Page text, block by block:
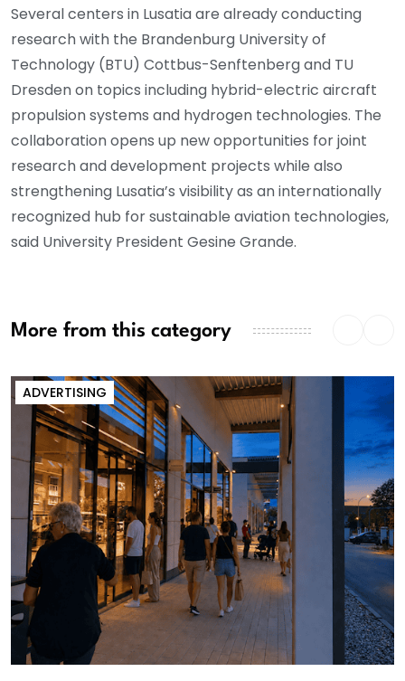
Several centers in Lusatia are already conducting
research with the Brandenburg University of
Technology (BTU) Cottbus-Senftenberg and TU
Dresden on topics including hybrid-electric aircraft
propulsion systems and hydrogen technologies. The
collaboration opens up new opportunities for joint
research and development projects while also
strengthening Lusatia’s visibility as an internationally
recognized hub for sustainable aviation technologies,
said University President Gesine Grande.
More from this category
ADVERTISING